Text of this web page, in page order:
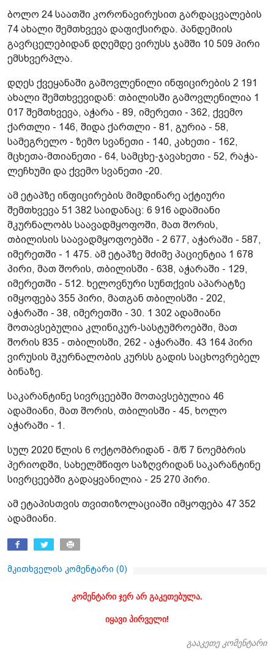
ბოლო 24 საათში კორონავირუსით გარდაცვალების
74 ახალი შემთხვევა დაფიქსირდა. პანდემიის
გავრცელებიდან დღემდე ვირუსს ჯამში 10 509 პირი
ემსხვერპლა.
დღეს ქვეყანაში გამოვლენილი ინფიცირების 2 191
ახალი შემთხვევიდან: თბილისში გამოვლენილია 1
017 შემთხვევა, აჭარა - 89, იმერეთი - 362, ქვემო
ქართლი - 146, შიდა ქართლი - 81, გურია - 58,
სამეგრელო - ზემო სვანეთი - 140, კახეთი - 162,
მცხეთა-მთიანეთი - 64, სამცხე-ჯავახეთი - 52, რაჭა-
ლეჩხუმი და ქვემო სვანეთი -20.
ამ ეტაპზე ინფიცირების მიმდინარე აქტიური
შემთხვევა 51 382 საიდანაც: 6 916 ადამიანი
მკურნალობს საავადმყოფოში, მათ შორის,
თბილისის საავადმყოფოებში - 2 677, აჭარაში - 587,
იმერეთში - 1 475. ამ ეტაპზე მძიმე პაციენტია 1 678
პირი, მათ შორის, თბილისში - 638, აჭარაში - 129,
იმერეთში - 512. ხელოვნური სუნთქვის აპარატზე
იმყოფება 355 პირი, მათგან თბილისში - 202,
აჭარაში - 38, იმერეთში - 30. 1 302 ადამიანი
მოთავსებულია კლინიკურ-სასტუმროებში, მათ
შორის 835 - თბილისში, 262 - აჭარაში. 43 164 პირი
ვირუსის მკურნალობის კურსს გადის საცხოვრებელ
ბინაზე.
საკარანტინე სივრცეებში მოთავსებულია 46
ადამიანი, მათ შორის, თბილისში - 45, ხოლო
აჭარაში - 1.
სულ 2020 წლის 6 ოქტომბრიდან - მ/წ 7 ნოემბრის
პერიოდში, სახელმწიფო საზღვრიდან საკარანტინე
სივრცეებში გადაყვანილია - 25 270 პირი.
ამ ეტაპისთვის თვითიზოლაციაში იმყოფება 47 352
ადამიანი.
მკითხველის კომენტარი (0)
კომენტარი ჯერ არ გაკეთებულა.
იყავი პირველი!
გააკეთე კომენტარი